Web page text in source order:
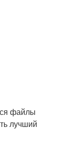
файлы
лучший